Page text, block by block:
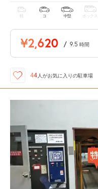
軽 コ 中型 ボックス
¥2,620 / 9.5 時間
44人がお気に入りの駐車場